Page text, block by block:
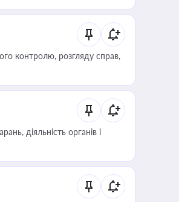
контролю, розгляду справ,
діяльність органів і